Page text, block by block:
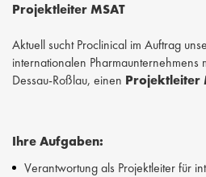
Projektleiter MSAT
Aktuell sucht Proclinical im Auftrag
internationalen Pharmaunternehmens
Dessau-Roßlau, einen
Ihre Aufgaben:
Verantwortung als Projektleiter für